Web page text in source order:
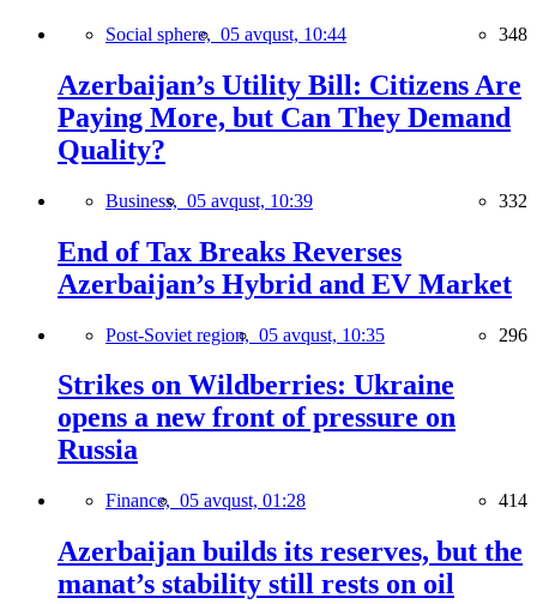
Social sphere, 05 avqust, 10:44 348
Azerbaijan’s Utility Bill: Citizens Are
Paying More, but Can They Demand
Quality?
Business, 05 avqust, 10:39 332
End of Tax Breaks Reverses
Azerbaijan’s Hybrid and EV Market
Post-Soviet region, 05 avqust, 10:35 296
Strikes on Wildberries: Ukraine
opens a new front of pressure on
Russia
Finance, 05 avqust, 01:28 414
Azerbaijan builds its reserves, but the
manat’s stability still rests on oil